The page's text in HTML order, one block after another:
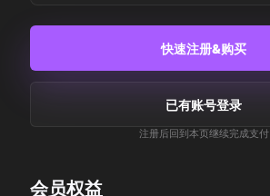
快速注册&购买
已有账号登录
注册后回到本页继续完成支付
会员权益